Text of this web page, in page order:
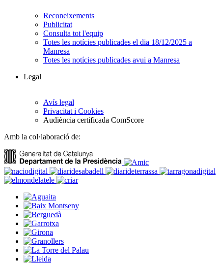
Reconeixements
Publicitat
Consulta tot l'equip
Totes les notícies publicades el dia 18/12/2025 a
Manresa
Totes les notícies publicades avui a Manresa
Legal
Avís legal
Privacitat i Cookies
Audiència certificada ComScore
Amb la col·laboració de: